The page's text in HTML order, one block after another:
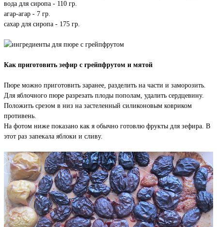
вода для сиропа - 110 гр.
агар-агар - 7 гр.
сахар для сиропа - 175 гр.
Как приготовить зефир с грейпфрутом и мятой
Пюре можно приготовить заранее, разделить на части и заморозить.
Для яблочного пюре разрезать плоды пополам, удалить сердцевину.
Положить срезом в низ на застеленный силиконовым ковриком
противень.
На фотом ниже показано как я обычно готовлю фрукты для зефира. В
этот раз запекала яблоки и сливу.